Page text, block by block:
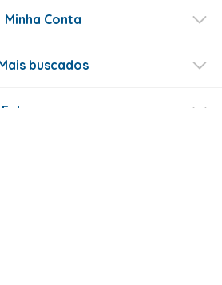
Minha Conta
buscados
Fale conosco